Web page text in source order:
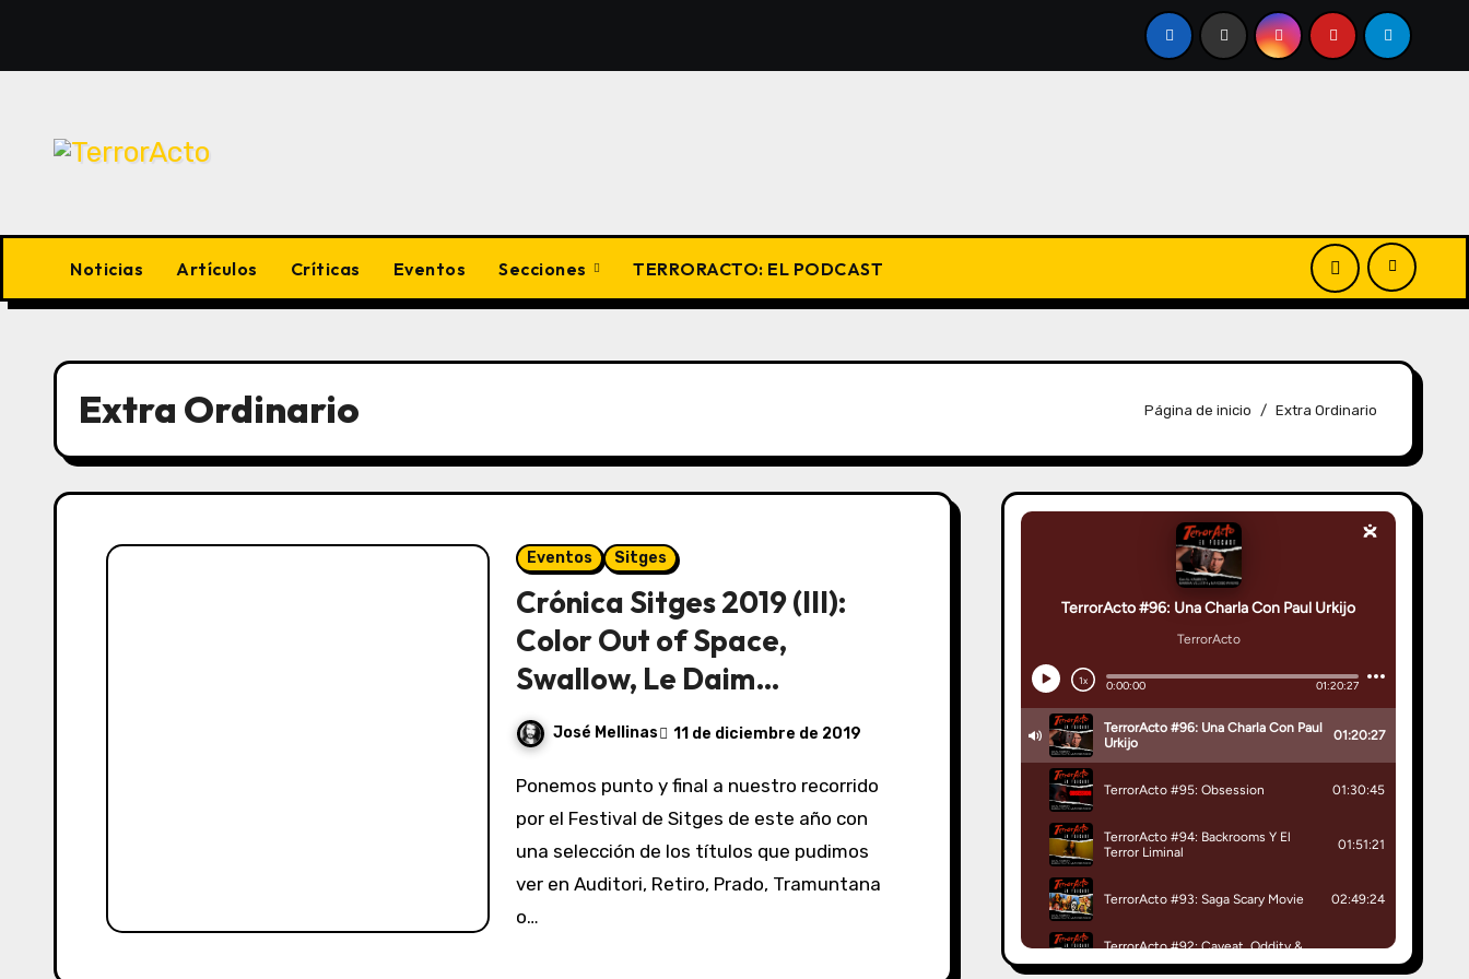
contenido
Noticias Artículos Críticas Eventos Secciones TERRORACTO: EL PODCAST
Extra Ordinario Página de inicio Extra Ordinario
Eventos Sitges
Crónica Sitges 2019 (III):
Color Out of Space,
Swallow, Le Daim…
José Mellinas 11 de diciembre de 2019
Ponemos punto y final a nuestro recorrido
por el Festival de Sitges de este año con
una selección de los títulos que pudimos
ver en Auditori, Retiro, Prado, Tramuntana
o…